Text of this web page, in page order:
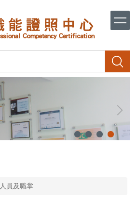
搜尋
人員及職掌